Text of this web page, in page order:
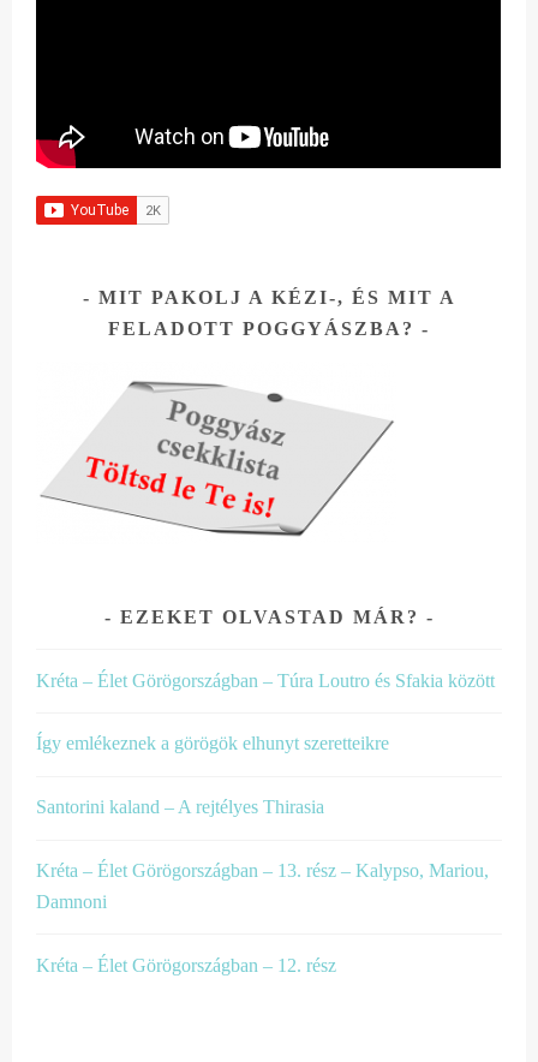
MIT PAKOLJ A KÉZI-, ÉS MIT A
FELADOTT POGGYÁSZBA?
EZEKET OLVASTAD MÁR?
Kréta – Élet Görögországban – Túra Loutro és Sfakia között
Így emlékeznek a görögök elhunyt szeretteikre
Santorini kaland – A rejtélyes Thirasia
Kréta – Élet Görögországban – 13. rész – Kalypso, Mariou,
Damnoni
Kréta – Élet Görögországban – 12. rész